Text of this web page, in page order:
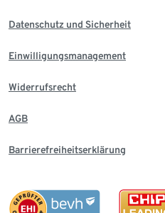
Datenschutz und Sicherheit
Einwilligungsmanagement
Widerrufsrecht
AGB
Barrierefreiheitserklärung